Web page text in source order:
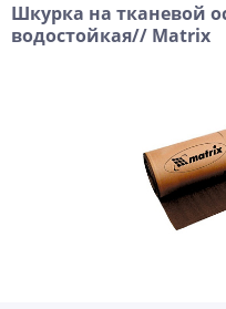
Шкурка на тканевой
водостойкая// Matrix